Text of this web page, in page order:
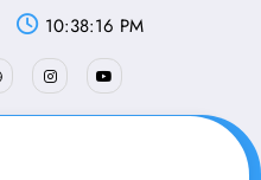
10:38:17 PM